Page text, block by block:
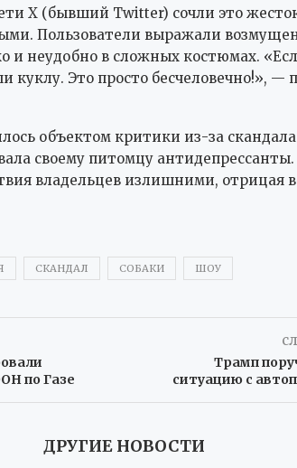
X (бывший Twitter) сочли это
Пользователи выражали
и неудобно в сложных костюмах.
куклу. Это просто бесчеловечно!», —
объектом критики из-за скандала
своему питомцу антидепрессанты.
владельцев излишними, отрицая
СКАНДАЛ СОБАКИ ШОУ
по Газе
Трамп
ситуацию с
ДРУГИЕ НОВОСТИ